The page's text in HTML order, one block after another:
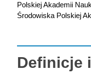
Polskiej Akademii
Środowiska Polskiej
Definicje